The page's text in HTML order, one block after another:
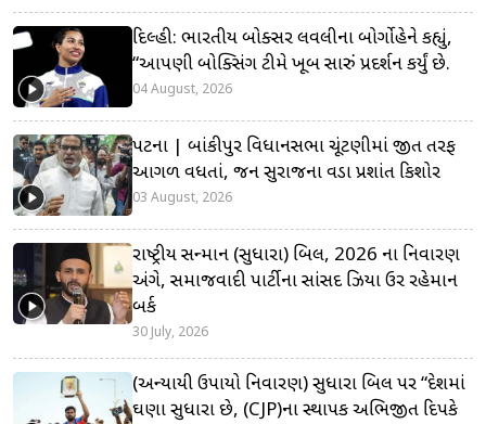
દિલ્હી: ભારતીય બોક્સર લવલીના બોર્ગોહેને કહ્યું,
“આપણી બોક્સિંગ ટીમે ખૂબ સારું પ્રદર્શન કર્યું છે.
04 August, 2026
પટના | બાંકીપુર વિધાનસભા ચૂંટણીમાં જીત તરફ
આગળ વધતાં, જન સુરાજના વડા પ્રશાંત કિશોર
03 August, 2026
રાષ્ટ્રીય સન્માન (સુધારા) બિલ, 2026 ના નિવારણ
અંગે, સમાજવાદી પાર્ટીના સાંસદ ઝિયા ઉર રહેમાન
બર્ક
30 July, 2026
(અન્યાયી ઉપાયો નિવારણ) સુધારા બિલ પર “દેશમાં
ઘણા સુધારા છે, (CJP)ના સ્થાપક અભિજીત દિપકે